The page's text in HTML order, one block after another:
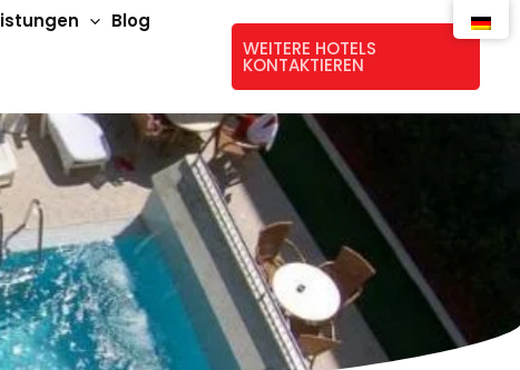
Blog
WEITERE HOTELS
KONTAKTIEREN